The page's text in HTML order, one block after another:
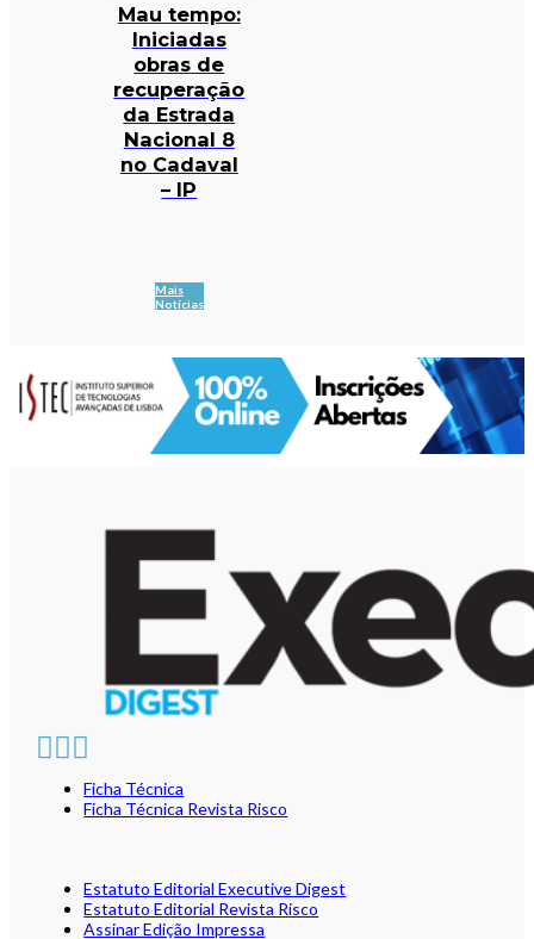
Mau tempo:
Iniciadas
obras de
recuperação
da Estrada
Nacional 8
no Cadaval
– IP
Mais
Notícias
Ficha Técnica
Ficha Técnica Revista Risco
Estatuto Editorial Executive Digest
Estatuto Editorial Revista Risco
Assinar Edição Impressa